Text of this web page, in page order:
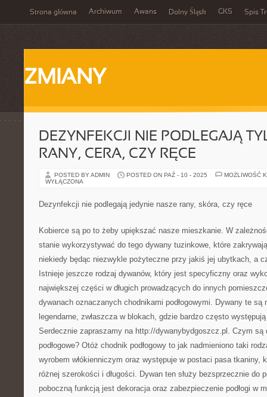
Strona główna Archiwum Awans Dolny Śląsk GKS Spis
ZMIANY
DEZYNFEKCJI NIE PODLEGAJĄ
RANY, CERA, CZY RĘCE
POSTED BY ADMIN POSTED ON PAŹ - 10 - 2025
MOŻLIWOŚĆ
WYŁĄCZONA
Dezynfekcji nie podlegają jedynie nasze rany, skóra, czy ręce
Kobierce są po to żeby upiększać nasze mieszkanie. W
stanie wykorzystywać do tego dywany tuzinkowe, które
niekiedy będąc niezwykle pożyteczne przy jakiś jej ubytkach, a
Istnieje jeszcze rodzaj dywanów, który jest specyficzny oraz
największej części w długich prowadzących do innych
dywanach oznaczanych chodnikami podłogowymi. Dywany te są
legendarne, zwłaszcza w blokach, gdzie bardzo często
Serdecznie zapraszamy na http://dywanybydgoszcz.pl. Czym są
podłogowe? Otóż chodnik podłogowy to jak nadmieniono taki
wyrobem włókienniczym oraz występuje w postaci pasa tkaniny,
różnej szerokości i długości. Dywan ten służy bezsprzecznie do
poboczną funkcją jest dekoracja oraz zabezpieczenie podłogi w